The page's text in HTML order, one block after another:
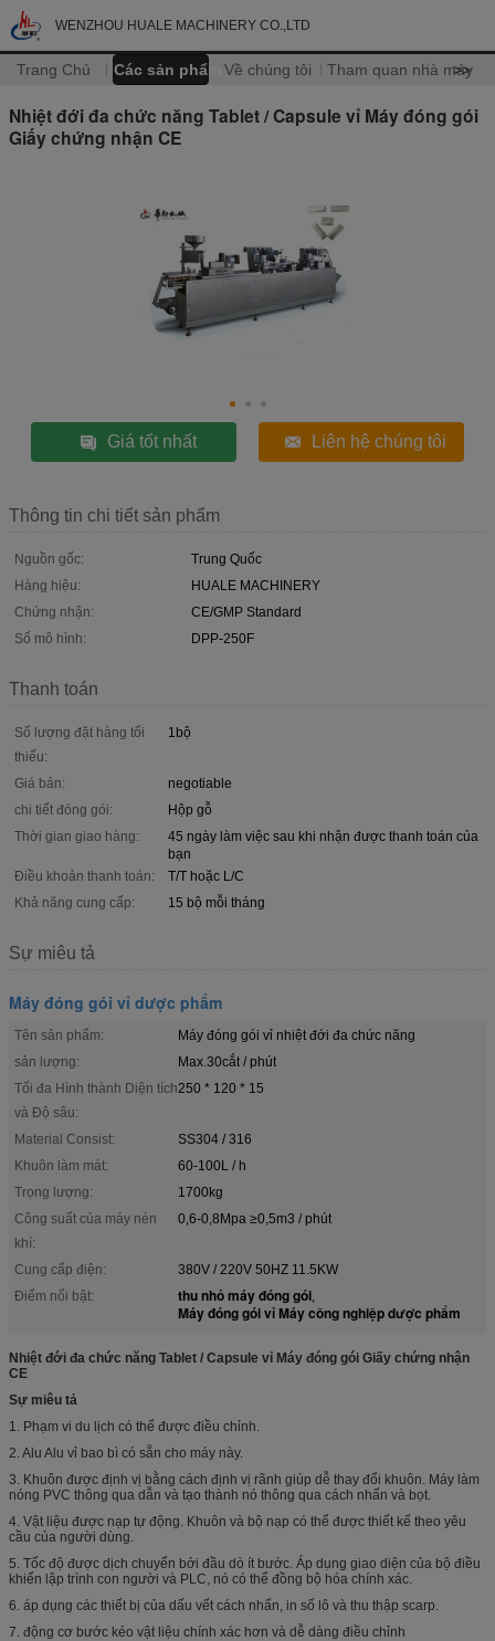
WENZHOU HUALE MACHINERY CO.,LTD
Trang Chủ Các sản phẩm Về chúng tôi Tham quan nhà máy
>>
Nhiệt đới đa chức năng Tablet / Capsule vỉ Máy đóng gói
Giấy chứng nhận CE
Giá tốt nhất Liên hệ chúng tôi
Thông tin chi tiết sản phẩm
Nguồn gốc:
Trung Quốc
Hàng hiệu:
HUALE MACHINERY
Chứng nhận:
CE/GMP Standard
Số mô hình:
DPP-250F
Thanh toán
Số lượng đặt hàng tối
thiểu:
1bộ
Giá bán:
negotiable
chi tiết đóng gói:
Hộp gỗ
Thời gian giao hàng:
45 ngày làm việc sau khi nhận được thanh toán của
bạn
Điều khoản thanh toán:
T/T hoặc L/C
Khả năng cung cấp:
15 bộ mỗi tháng
Sự miêu tả
Máy đóng gói vỉ dược phẩm
Tên sản phẩm:
Máy đóng gói vỉ nhiệt đới đa chức năng
sản lượng:
Max.30cắt / phút
Tối đa Hình thành Diện tích
và Độ sâu:
250 * 120 * 15
Material Consist:
SS304 / 316
Khuôn làm mát:
60-100L / h
Trọng lượng:
1700kg
Công suất của máy nén
khí:
0,6-0,8Mpa ≥0,5m3 / phút
Cung cấp điện:
380V / 220V 50HZ 11.5KW
Điểm nổi bật:
thu nhỏ máy đóng gói,
Máy đóng gói vỉ Máy công nghiệp dược phẩm
Nhiệt đới đa chức năng Tablet / Capsule vỉ Máy đóng gói Giấy chứng nhận
CE
Sự miêu tả
1. Phạm vi du lịch có thể được điều chỉnh.
2. Alu Alu vỉ bao bì có sẵn cho máy này.
3. Khuôn được định vị bằng cách định vị rãnh giúp dễ thay đổi khuôn. Máy làm
nóng PVC thông qua dẫn và tạo thành nó thông qua cách nhấn và bọt.
4. Vật liệu được nạp tự động. Khuôn và bộ nạp có thể được thiết kế theo yêu
cầu của người dùng.
5. Tốc độ được dịch chuyển bởi đầu dò ít bước. Áp dụng giao diện của bộ điều
khiển lập trình con người và PLC, nó có thể đồng bộ hóa chính xác.
6. áp dụng các thiết bị của dấu vết cách nhấn, in số lô và thu thập scarp.
7. động cơ bước kéo vật liệu chính xác hơn và dễ dàng điều chỉnh